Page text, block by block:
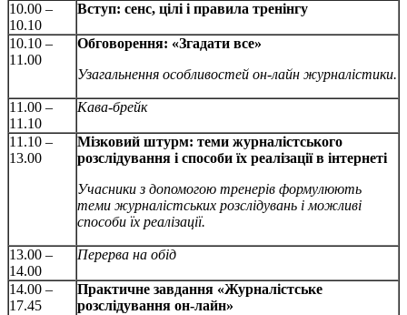
10.00 –
10.10
Вступ: сенс, цілі і правила тренінгу
10.10 –
11.00
Обговорення: «Згадати все»
Узагальнення особливостей он-лайн журналістики.
11.00 –
11.10
Кава-брейк
11.10 –
13.00
Мізковий штурм: теми журналістського
розслідування і способи їх реалізації в інтернеті
Учасники з допомогою тренерів формулюють
теми журналістських розслідувань і можливі
способи їх реалізації.
13.00 –
14.00
Перерва на обід
14.00 –
17.45
Практичне завдання «Журналістське
розслідування он-лайн»